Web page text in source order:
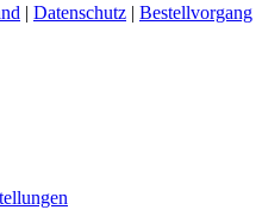
| Datenschutz | Bestellvorgang